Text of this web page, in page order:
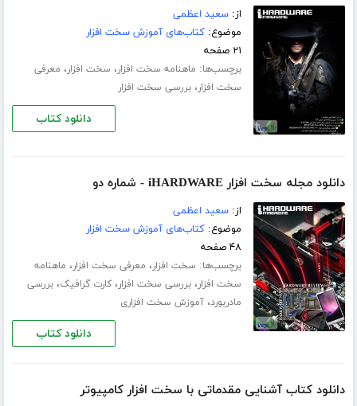
از:سعید اعظمی
موضوع:کتاب‌های آموزش سخت افزار
۲۱ صفحه
برچسب‌ها: ماهنامه سخت افزار، سخت افزار، معرفی
سخت افزار،بررسی سخت افزار
دانلود کتاب
دانلود مجله سخت افزار iHARDWARE - شماره دو
از:سعید اعظمی
موضوع:کتاب‌های آموزش سخت افزار
۴۸ صفحه
برچسب‌ها: سخت افزار، معرفی سخت افزار، ماهنامه
سخت افزار،بررسی سخت افزار،کارت گرافیک،بررسی
مادربورد،آموزش سخت افزاری
دانلود کتاب
دانلود کتاب آشنایی مقدماتی با سخت افزار کامپیوتر